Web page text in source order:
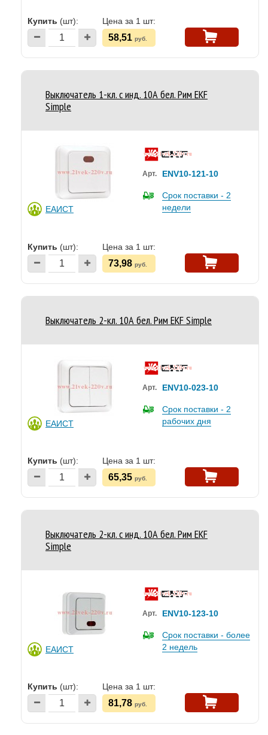
Купить (шт): Цена за 1 шт:
58,51 руб.
Выключатель 1-кл. с инд. 10А бел. Рим EKF
Simple
ЕАИСТ
Арт. ENV10-121-10
Срок поставки - 2
недели
Купить (шт): Цена за 1 шт:
73,98 руб.
Выключатель 2-кл. 10А бел. Рим EKF Simple
ЕАИСТ
Арт. ENV10-023-10
Срок поставки - 2
рабочих дня
Купить (шт): Цена за 1 шт:
65,35 руб.
Выключатель 2-кл. с инд. 10А бел. Рим EKF
Simple
ЕАИСТ
Арт. ENV10-123-10
Срок поставки - более
2 недель
Купить (шт): Цена за 1 шт:
81,78 руб.